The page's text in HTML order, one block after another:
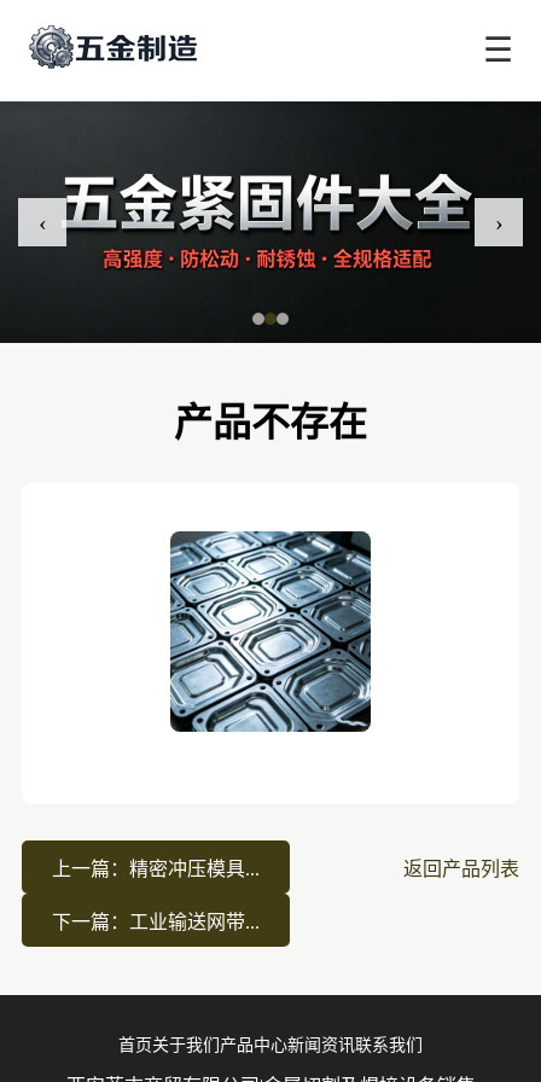
☰
‹ ›
产品不存在
上一篇：精密冲压模具... 返回产品列表
下一篇：工业输送网带...
首页 关于我们 产品中心新闻资讯联系我们